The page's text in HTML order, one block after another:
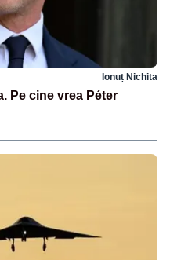
Ionuț Nichita
Pe cine vrea Péter